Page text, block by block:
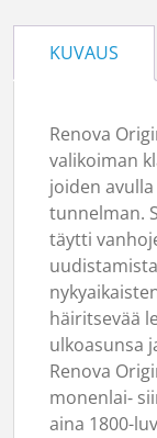
KUVAUS
Renova
valikoiman
joiden
tunnelman.
täytti
häiritsevää
ulkoasunsa
Renova
monenlai‑
aina 1800-